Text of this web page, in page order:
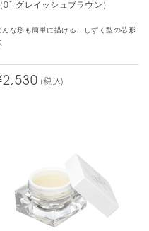
れなかった。ダマになりや
めました。
01 グレイッシュブラウン）
んな形も簡単に描ける、しずく型の芯形
(税込)